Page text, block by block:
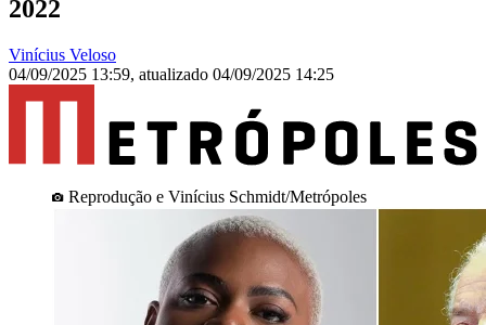
2022
Vinícius Veloso
04/09/2025 13:59, atualizado 04/09/2025 14:25
Reprodução e Vinícius Schmidt/Metrópoles